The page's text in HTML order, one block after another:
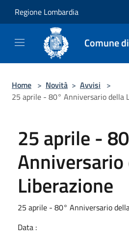
Regione Lombardia
Comune
Home > Novità > Avvisi >
25 aprile - 80° Anniversario della
25 aprile -
Liberazione
25 aprile - 80° Anniversario
Data :